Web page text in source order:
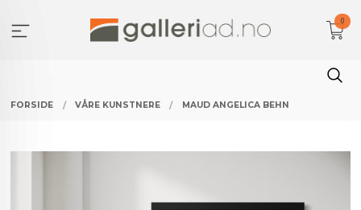
innholdet
0
FORSIDE VÅRE KUNSTNERE MAUD ANGELICA BEHN